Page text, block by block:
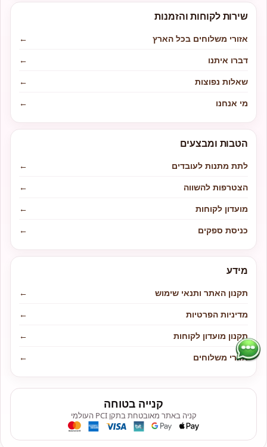
שירות לקוחות והזמנות
אזורי משלוחים בכל הארץ
←
דברו איתנו
←
שאלות נפוצות
←
מי אנחנו
←
הטבות ומבצעים
לתת מתנות לעובדים
←
הצטרפות להשווה
←
מועדון לקוחות
←
כניסת ספקים
←
מידע
תקנון האתר ותנאי שימוש
←
מדיניות הפרטיות
←
תקנון מועדון לקוחות
←
אזורי משלוחים
←
קנייה בטוחה
קניה באתר מאובטחת בתקן PCI העולמי